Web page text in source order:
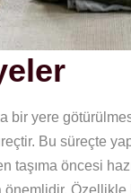
bir yere
Bu süreçte
öncesi
Özellikle